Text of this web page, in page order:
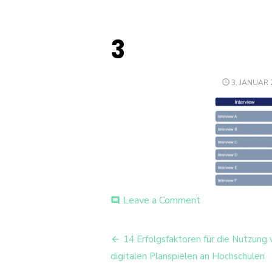
3
POSTED
3. JANUAR
comment Leave a Commenton
Beitrags-
Navigation
14 Erfolgsfaktoren für die Nutzung
digitalen Planspielen an Hochschulen